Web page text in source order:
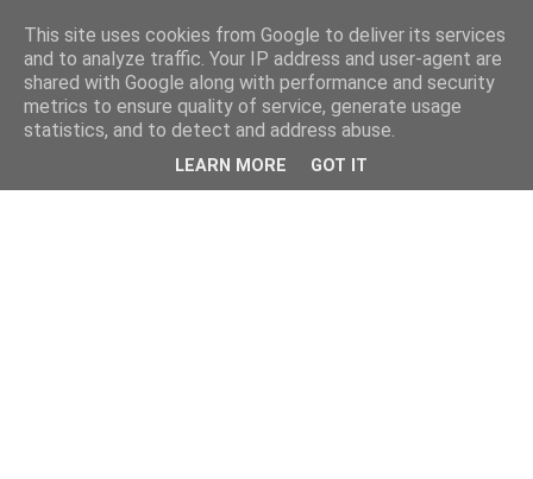
This site uses cookies from Google to deliver its services
and to analyze traffic. Your IP address and user-agent are
shared with Google along with performance and security
metrics to ensure quality of service, generate usage
statistics, and to detect and address abuse.
LEARN MORE GOT IT